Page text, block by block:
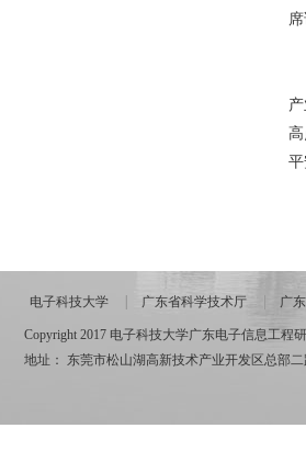
席
电子科技大学 广东省科学技术厅 广
Copyright 2017 电子科技大学广东电子信息工程
地址： 东莞市松山湖高新技术产业开发区总部二